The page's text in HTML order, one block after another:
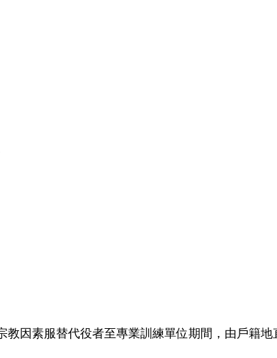
因素服替代役者至專業訓練單位期間，由戶籍